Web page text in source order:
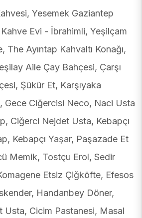
Yesemek Gaziantep
Evi - İbrahimli, Yeşilçam
The Ayıntap Kahvaltı Konağı,
Aile Çay Bahçesi, Çarşı
Şükür Et, Karşıyaka
Gece Ciğercisi Neco, Naci Usta
Ciğerci Nejdet Usta, Kebapçı
Kebapçı Yaşar, Paşazade Et
Memik, Tostçu Erol, Sedir
Etsiz Çiğköfte, Efesos
Handanbey Döner,
Usta, Cicim Pastanesi, Masal